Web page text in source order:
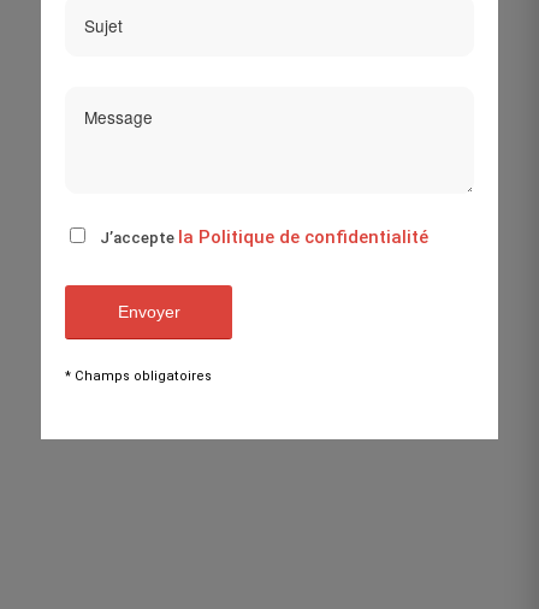
J’accepte la Politique de confidentialité
* Champs obligatoires